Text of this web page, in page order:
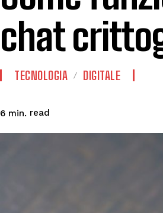
chat
TECNOLOGIA DIGITALE
6 min. read